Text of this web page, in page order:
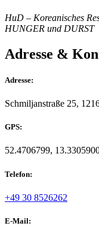
HuD – Koreanisches
HUNGER und DURST
Adresse &
Adresse:
Schmiljanstraße 25,
GPS:
52.4706799,
Telefon:
+49 30 8526262
E-Mail: